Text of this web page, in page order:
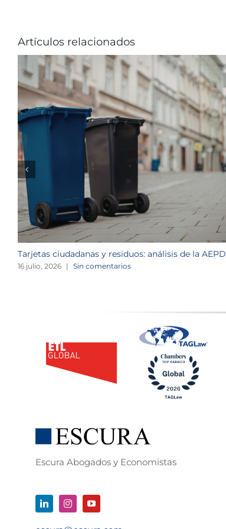
Artículos relacionados
Tarjetas ciudadanas y residuos: análisis de la AEPD
16 julio, 2026 | Sin comentarios
Escura Abogados y Economistas